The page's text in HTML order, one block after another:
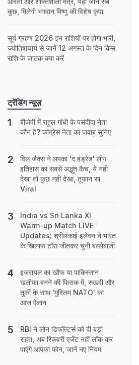
कुछ, मिलेगी भगवान विष्णु की विशेष कृपा
सूर्य ग्रहण 2026 इन राशियों पर होगा भारी,
ज्योतिषाचार्य से जानें 12 अगस्त के दिन किस
राशि के जातक क्या करें
ट्रेंडिंग न्यूज़
बीजेपी में राहुल गांधी के पसंदीदा नेता
कौन है? कांग्रेस नेता का जवाब सुनिए
विल जैक्स ने लपका 'द हंड्रेड' लीग
इतिहास का सबसे अद्भुत कैच, ये नहीं
देखा तो कुछ नहीं देखा, तूफान सा
Viral
India vs Sri Lanka XI
Warm-up Match LIVE
Updates: श्रीलंकाई इलेवन ने भारत
के खिलाफ टॉस जीतकर चुनी बल्लेबाजी
इजरायल का खौफ या पाकिस्तान
खलीफा बनने की फिराक में, सऊदी और
तुर्की के साथ 'मुस्लिम NATO' का
आज ऐलान
RBI ने लोन डिफॉल्टर्स को दी बड़ी
राहत, अब रिकवरी एजेंट नहीं लॉक कर
पाएंगे आपका फोन, जानें नए नियम